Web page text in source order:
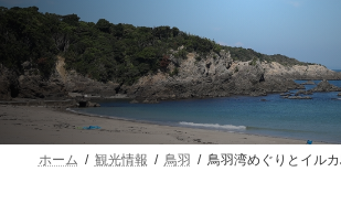
ホーム 観光情報 鳥羽 鳥羽湾めぐりとイル